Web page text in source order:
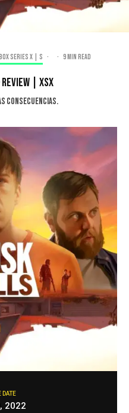
Series X | S · · 9 min read
| XSX
consecuencias.
DATE
2022